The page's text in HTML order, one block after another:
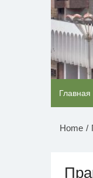
Главная
Home